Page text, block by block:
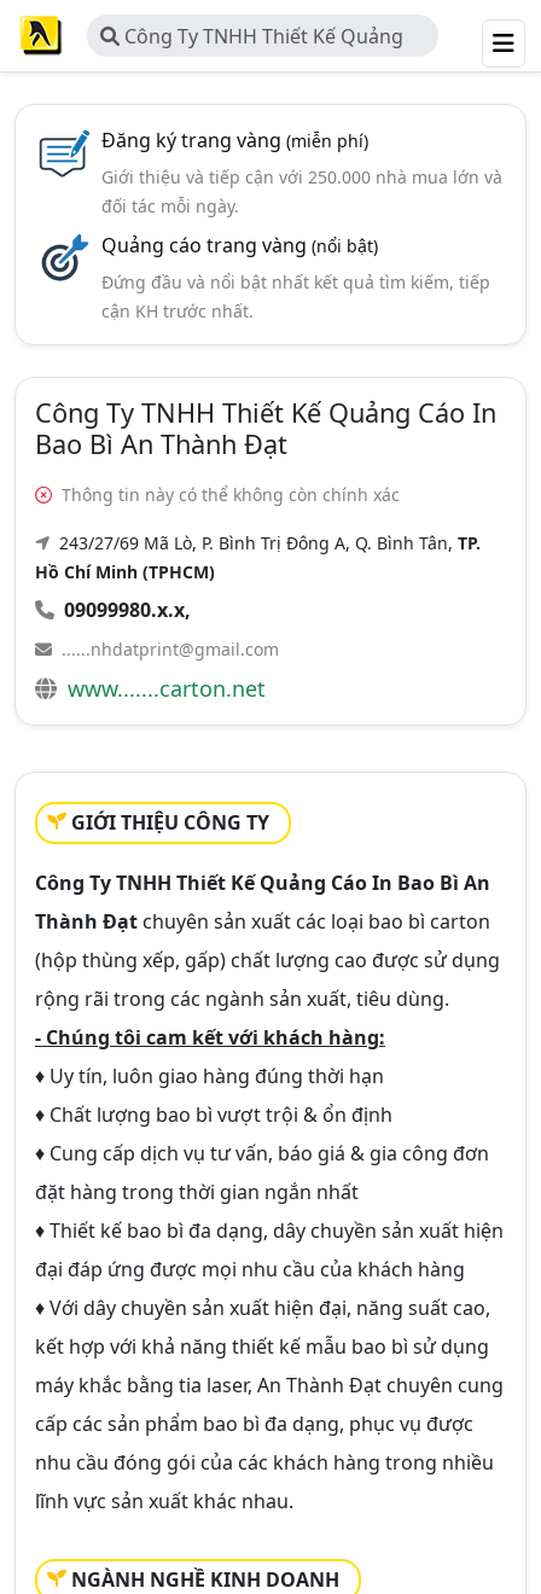
Công Ty TNHH Thiết Kế Quảng
Cáo In Bao Bì An Thành Đạt
Đăng ký trang vàng (miễn phí)
Giới thiệu và tiếp cận với 250.000 nhà mua lớn và
đối tác mỗi ngày.
Quảng cáo trang vàng (nổi bật)
Đứng đầu và nổi bật nhất kết quả tìm kiếm, tiếp
cận KH trước nhất.
Công Ty TNHH Thiết Kế Quảng Cáo In
Bao Bì An Thành Đạt
Thông tin này có thể không còn chính xác
243/27/69 Mã Lò, P. Bình Trị Đông A, Q. Bình Tân, TP.
Hồ Chí Minh (TPHCM)
09099980.x.x,
......nhdatprint@gmail.com
www.......carton.net
GIỚI THIỆU CÔNG TY
Công Ty TNHH Thiết Kế Quảng Cáo In Bao Bì An
Thành Đạt chuyên sản xuất các loại bao bì carton
(hộp thùng xếp, gấp) chất lượng cao được sử dụng
rộng rãi trong các ngành sản xuất, tiêu dùng.
- Chúng tôi cam kết với khách hàng:
♦ Uy tín, luôn giao hàng đúng thời hạn
♦ Chất lượng bao bì vượt trội & ổn định
♦ Cung cấp dịch vụ tư vấn, báo giá & gia công đơn
đặt hàng trong thời gian ngắn nhất
♦ Thiết kế bao bì đa dạng, dây chuyền sản xuất hiện
đại đáp ứng được mọi nhu cầu của khách hàng
♦ Với dây chuyền sản xuất hiện đại, năng suất cao,
kết hợp với khả năng thiết kế mẫu bao bì sử dụng
máy khắc bằng tia laser, An Thành Đạt chuyên cung
cấp các sản phẩm bao bì đa dạng, phục vụ được
nhu cầu đóng gói của các khách hàng trong nhiều
lĩnh vực sản xuất khác nhau.
NGÀNH NGHỀ KINH DOANH